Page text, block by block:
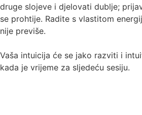
druge slojeve i djelovati dublje;
se prohtije. Radite s vlastitom
nije previše.
Vaša intuicija će se jako razviti i
kada je vrijeme za sljedeću sesiju.